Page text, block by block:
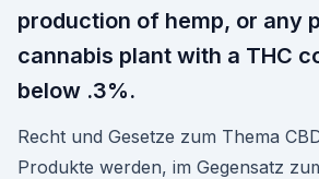
production of hemp, or any
cannabis plant with a THC
below .3%.
Recht und Gesetze zum Thema
Produkte werden, im Gegensatz